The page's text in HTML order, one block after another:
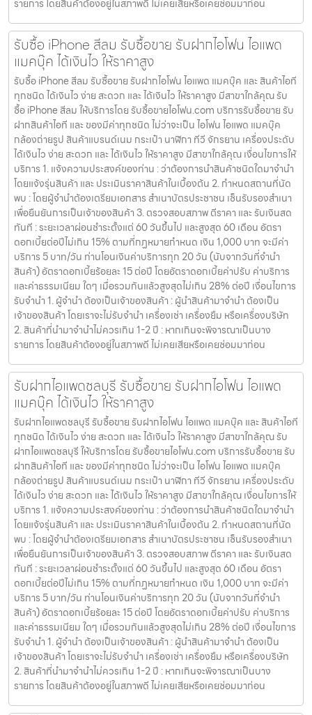
รายการ โดยสินค้าต้องอยู่ในสภาพดี ไม่เคยเสียหรือเคยซ่อมมาก่อน
รับซื้อ iPhone สีลม รับซื้อขาย รับฝากไอโฟน ไอแพด
แมคบุ๊ค ได้เงินไว ให้ราคาสูง
รับซื้อ iPhone สีลม รับซื้อขาย รับฝากไอโฟน ไอแพด แมคบุ๊ค และ สินค้าไอที
ทุกชนิด ได้เงินไว ง่าย สะดวก และ ได้เงินไว ให้ราคาสูง มีสาขาใกล้คุณ รับ
ซื้อ iPhone สีลม ให้บริการโดย รับซื้อขายไอโฟน.com บริการรับซื้อขาย รับ
ฝากสินค้าไอที และ ของมีค่าทุกชนิด ไม่ว่าจะเป็น ไอโฟน ไอแพด แมคบุ๊ค
กล้องถ่ายรูป สินค้าแบรนด์เนม กระเป๋า นาฬิกา ทีวี จักรยาน เครื่องประดับ
ได้เงินไว ง่าย สะดวก และ ได้เงินไว ให้ราคาสูง มีสาขาใกล้คุณ เงื่อนไขการให้
บริการ 1. แจ้งความประสงค์ของท่าน : ว่าต้องการนำสินค้าชนิดใดมาจำนำ
โดยแจ้งรุ่นสินค้า และ ประเมินราคาสินค้าในเบื้องต้น 2. กำหนดสถานที่นัด
พบ : โดยผู้จำนำต้องเตรียมเอกสาร สำเนาบัตรประชาชน เซ็นรับรองสำเนา
เพื่อยืนยันการเป็นเจ้าของสินค้า 3. ตรวจสอบสภาพ ตีราคา และ รับเงินสด
ทันที : ระยะเวลาผ่อนชำระตั้งแต่ 60 วันขึ้นไป และสูงสุด 60 เดือน อัตรา
ดอกเบี้ยต่อปีไม่เกิน 15% ตามที่กฏหมายกำหนด เงิน 1,000 บาท จะมีค่า
บริการ 5 บาท/วัน ท่านโอนเงินค่าบริการทุก 20 วัน (นับจากวันที่จำนำ
สินค้า) อัตราดอกเบี้ยร้อยละ 15 ต่อปี โดยอัตราดอกเบี้ยค่าปรับ ค่าบริการ
และค่าธรรมเนียม ใดๆ เมื่อรวมกันแล้วสูงสุดไม่เกิน 28% ต่อปี เงื่อนไขการ
รับจำนำ 1. ผู้จำนำ ต้องเป็นเจ้าของสินค้า : ผู้นำสินค้ามาจำนำ ต้องเป็น
เจ้าของสินค้า โดยเราจะไม่รับจำนำ เครื่องเช่า เครื่องยืม หรือเครื่องบริษัท
2. สินค้าที่นำมาจำนำไม่ควรเกิน 1-2 ปี : หากเกินจะพิจารณาเป็นบาง
รายการ โดยสินค้าต้องอยู่ในสภาพดี ไม่เคยเสียหรือเคยซ่อมมาก่อน
รับฝากไอแพดชลบุรี รับซื้อขาย รับฝากไอโฟน ไอแพด
แมคบุ๊ค ได้เงินไว ให้ราคาสูง
รับฝากไอแพดชลบุรี รับซื้อขาย รับฝากไอโฟน ไอแพด แมคบุ๊ค และ สินค้าไอที
ทุกชนิด ได้เงินไว ง่าย สะดวก และ ได้เงินไว ให้ราคาสูง มีสาขาใกล้คุณ รับ
ฝากไอแพดชลบุรี ให้บริการโดย รับซื้อขายไอโฟน.com บริการรับซื้อขาย รับ
ฝากสินค้าไอที และ ของมีค่าทุกชนิด ไม่ว่าจะเป็น ไอโฟน ไอแพด แมคบุ๊ค
กล้องถ่ายรูป สินค้าแบรนด์เนม กระเป๋า นาฬิกา ทีวี จักรยาน เครื่องประดับ
ได้เงินไว ง่าย สะดวก และ ได้เงินไว ให้ราคาสูง มีสาขาใกล้คุณ เงื่อนไขการให้
บริการ 1. แจ้งความประสงค์ของท่าน : ว่าต้องการนำสินค้าชนิดใดมาจำนำ
โดยแจ้งรุ่นสินค้า และ ประเมินราคาสินค้าในเบื้องต้น 2. กำหนดสถานที่นัด
พบ : โดยผู้จำนำต้องเตรียมเอกสาร สำเนาบัตรประชาชน เซ็นรับรองสำเนา
เพื่อยืนยันการเป็นเจ้าของสินค้า 3. ตรวจสอบสภาพ ตีราคา และ รับเงินสด
ทันที : ระยะเวลาผ่อนชำระตั้งแต่ 60 วันขึ้นไป และสูงสุด 60 เดือน อัตรา
ดอกเบี้ยต่อปีไม่เกิน 15% ตามที่กฏหมายกำหนด เงิน 1,000 บาท จะมีค่า
บริการ 5 บาท/วัน ท่านโอนเงินค่าบริการทุก 20 วัน (นับจากวันที่จำนำ
สินค้า) อัตราดอกเบี้ยร้อยละ 15 ต่อปี โดยอัตราดอกเบี้ยค่าปรับ ค่าบริการ
และค่าธรรมเนียม ใดๆ เมื่อรวมกันแล้วสูงสุดไม่เกิน 28% ต่อปี เงื่อนไขการ
รับจำนำ 1. ผู้จำนำ ต้องเป็นเจ้าของสินค้า : ผู้นำสินค้ามาจำนำ ต้องเป็น
เจ้าของสินค้า โดยเราจะไม่รับจำนำ เครื่องเช่า เครื่องยืม หรือเครื่องบริษัท
2. สินค้าที่นำมาจำนำไม่ควรเกิน 1-2 ปี : หากเกินจะพิจารณาเป็นบาง
รายการ โดยสินค้าต้องอยู่ในสภาพดี ไม่เคยเสียหรือเคยซ่อมมาก่อน